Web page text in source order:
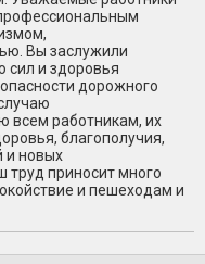
Вы заслужили
сил и здоровья
дорожного
всем работникам, их
благополучия,
и новых
труд приносит много
и пешеходам и